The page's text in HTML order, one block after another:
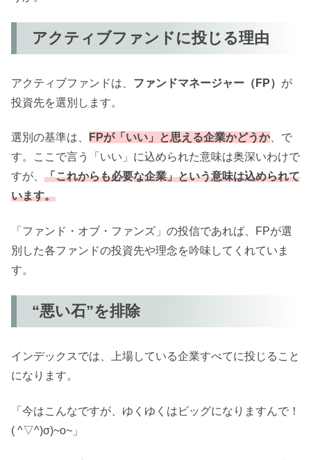
アクティブファンドに投じる理由
アクティブファンドは、 ファンドマネージャー（FP） が
投資先を選別します。
選別の基準は、 FPが「いい」と思える企業かどうか、で
す。ここで言う「いい」に込められた意味は奥深いわけで
すが、 「これからも必要な企業」という意味は込められて
います。
「ファンド・オブ・ファンズ」の投信であれば、FPが選
別した各ファンドの投資先や理念を吟味してくれていま
す。
“悪い石”を排除
インデックスでは、上場している企業すべてに投じること
になります。
「今はこんなですが、ゆくゆくはビッグになりますんで！
( ^▽^)σ)~o~」